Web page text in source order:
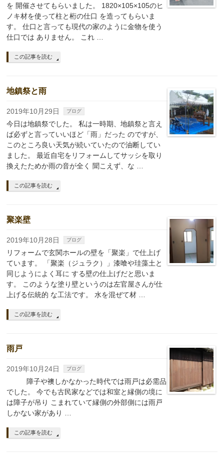
を 開催させてもらいました。 1820×105×105のヒ
ノキ材を使って柱と桁の仕口 を造ってもらいま
す。 仕口と言っても現代の家のように金物を使う
仕口では ありません。 これ …
この記事を読む
地鎮祭と雨
2019年10月29日 ブログ
今日は地鎮祭でした。 私は一時期、地鎮祭と言え
ば必ずと言っていいほど「雨」だった のですが、
このところ良い天気が続いていたので油断してい
ました。 最近自宅をリフォームしてサッシを取り
換えたためか雨の音が全く 聞こえず、な …
この記事を読む
聚楽壁
2019年10月28日 ブログ
リフォームで玄関ホールの壁を「聚楽」で仕上げ
ています。 「聚楽（ジュラク）」漆喰や珪藻土と
同じようによく耳に する壁の仕上げだと思いま
す。 このような塗り壁というのは左官屋さんが仕
上げる伝統的 な工法です。 水を混ぜて材 …
この記事を読む
雨戸
2019年10月24日 ブログ
障子や襖しかなかった時代では雨戸は必需品
でした。 今でも古民家などでは和室と縁側の境に
は障子が吊り こまれていて縁側の外部側には雨戸
しかない家があり …
この記事を読む